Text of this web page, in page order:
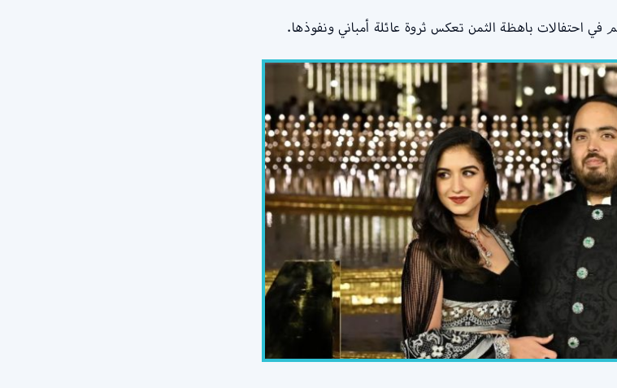
في احتفالات باهظة الثمن تعكس ثروة عائلة أمباني ونفوذها.